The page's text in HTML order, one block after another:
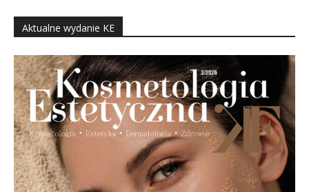
Aktualne wydanie KE